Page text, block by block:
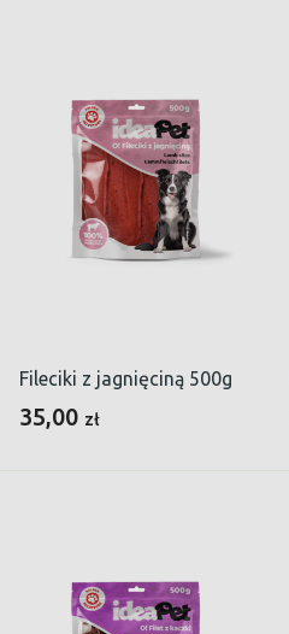
Fileciki z jagnięciną 500g
35,00 zł